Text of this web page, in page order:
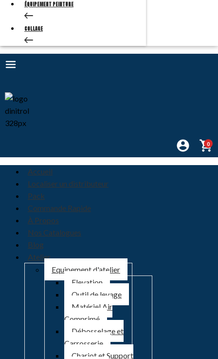
ÉQUIPEMENT PEINTURE
COLLAGE
0
Accueil
Localiser un distributeur
Pack
Commande Rapide
À Propos
Nos Catalogues
Blog
Atelier
Equipement d'atelier
Elevation
Outil de levage
Matériel Air
Comprimé
Débosselage et
Carrosserie
Chariot et Support